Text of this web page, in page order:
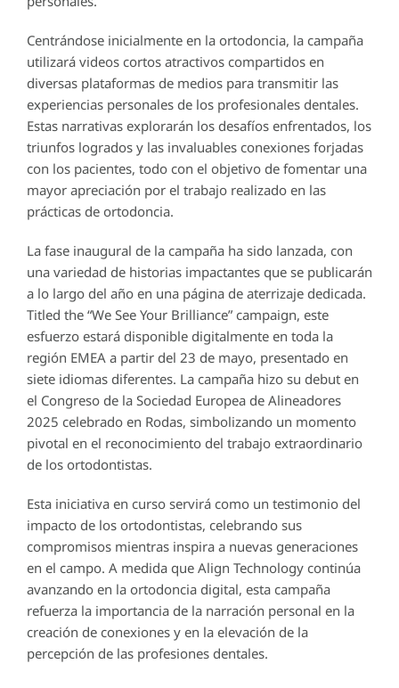
Centrándose inicialmente en la ortodoncia, la campaña
utilizará videos cortos atractivos compartidos en
diversas plataformas de medios para transmitir las
experiencias personales de los profesionales dentales.
Estas narrativas explorarán los desafíos enfrentados, los
triunfos logrados y las invaluables conexiones forjadas
con los pacientes, todo con el objetivo de fomentar una
mayor apreciación por el trabajo realizado en las
prácticas de ortodoncia.
La fase inaugural de la campaña ha sido lanzada, con
una variedad de historias impactantes que se publicarán
a lo largo del año en una página de aterrizaje dedicada.
Titled the “We See Your Brilliance” campaign, este
esfuerzo estará disponible digitalmente en toda la
región EMEA a partir del 23 de mayo, presentado en
siete idiomas diferentes. La campaña hizo su debut en
el Congreso de la Sociedad Europea de Alineadores
2025 celebrado en Rodas, simbolizando un momento
pivotal en el reconocimiento del trabajo extraordinario
de los ortodontistas.
Esta iniciativa en curso servirá como un testimonio del
impacto de los ortodontistas, celebrando sus
compromisos mientras inspira a nuevas generaciones
en el campo. A medida que Align Technology continúa
avanzando en la ortodoncia digital, esta campaña
refuerza la importancia de la narración personal en la
creación de conexiones y en la elevación de la
percepción de las profesiones dentales.